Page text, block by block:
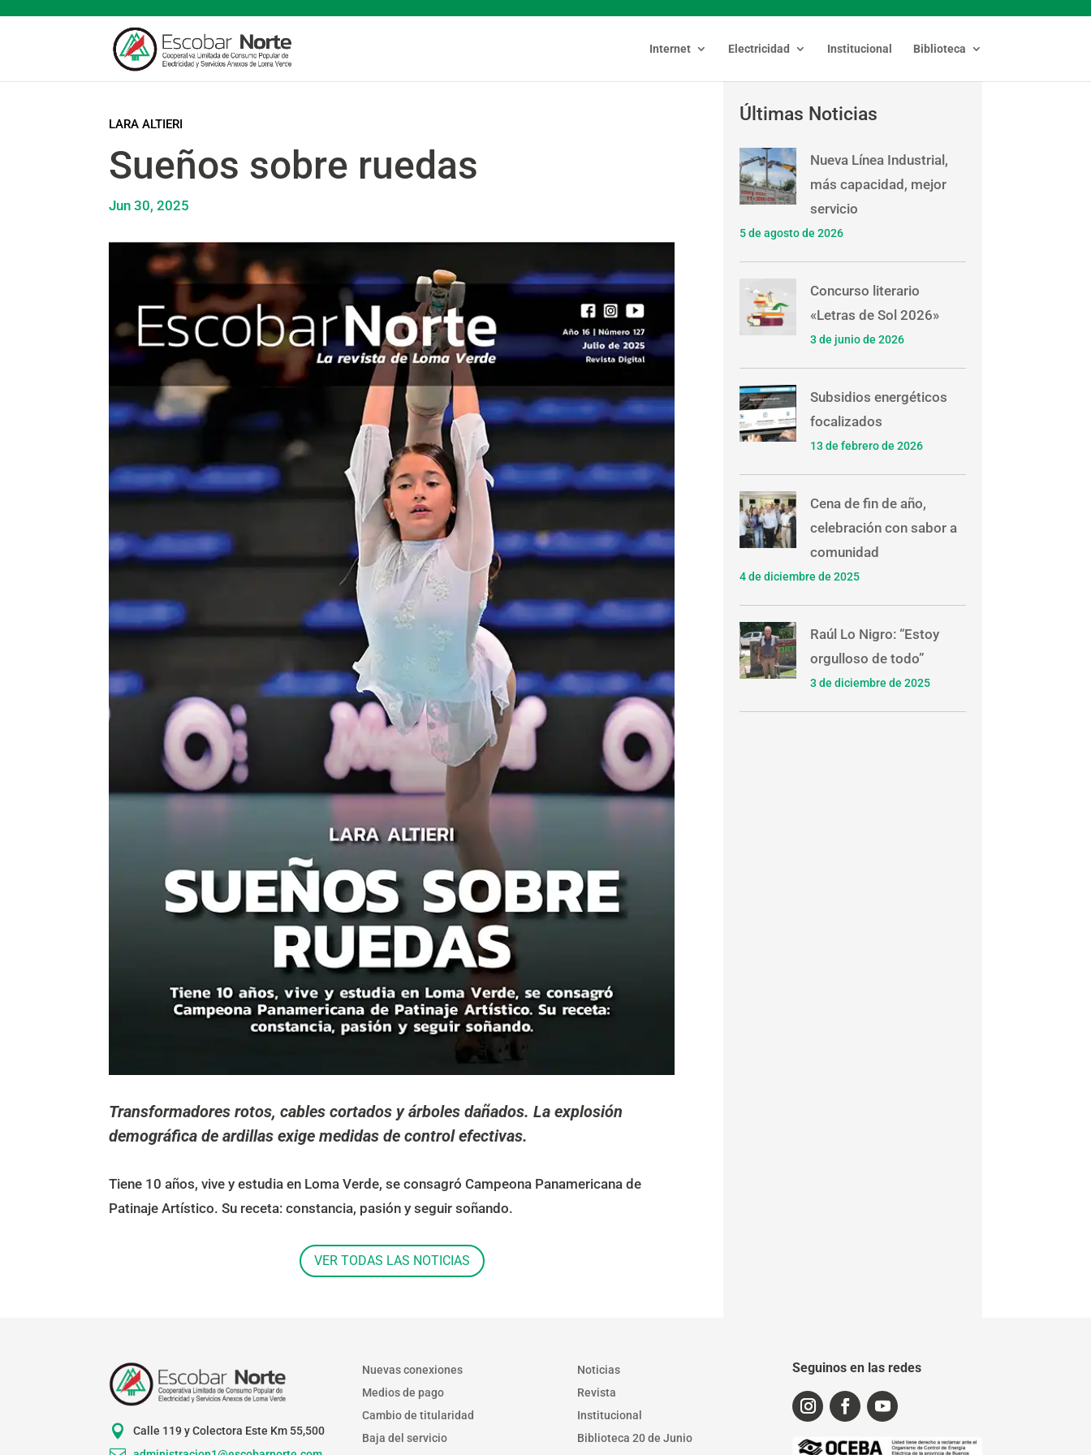
Internet Electricidad Institucional Biblioteca
LARA ALTIERI
Sueños sobre ruedas
Jun 30, 2025
Transformadores rotos, cables cortados y árboles dañados. La explosión
demográfica de ardillas exige medidas de control efectivas.
Tiene 10 años, vive y estudia en Loma Verde, se consagró Campeona Panamericana de
Patinaje Artístico. Su receta: constancia, pasión y seguir soñando.
VER TODAS LAS NOTICIAS
Últimas Noticias
Nueva Línea Industrial,
más capacidad, mejor
servicio
5 de agosto de 2026
Concurso literario
«Letras de Sol 2026»
3 de junio de 2026
Subsidios energéticos
focalizados
13 de febrero de 2026
Cena de fin de año,
celebración con sabor a
comunidad
4 de diciembre de 2025
Raúl Lo Nigro: “Estoy
orgulloso de todo”
3 de diciembre de 2025
 Calle 119 y Colectora Este Km 55,500
Nuevas conexiones
Medios de pago
Cambio de titularidad
Baja del servicio
Noticias
Revista
Institucional
Biblioteca 20 de Junio
Seguinos en las redes